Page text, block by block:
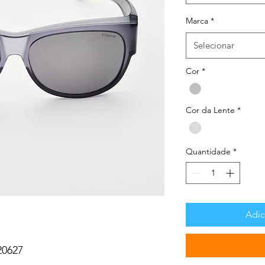
Marca *
Selecionar
Cor *
Cor da Lente *
Quantidade *